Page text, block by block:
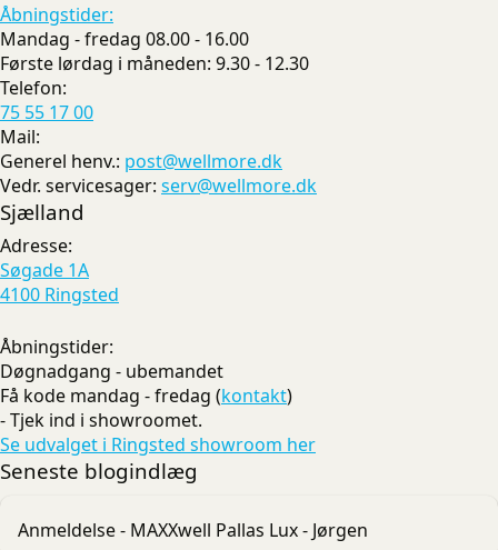
Åbningstider:
Mandag - fredag 08.00 - 16.00
Første lørdag i måneden: 9.30 - 12.30
Telefon:
75 55 17 00
Mail:
Generel henv.: post@wellmore.dk
Vedr. servicesager: serv@wellmore.dk
Sjælland
Adresse:
Søgade 1A
4100 Ringsted
Åbningstider:
Døgnadgang - ubemandet
Få kode mandag - fredag (kontakt)
- Tjek ind i showroomet.
Se udvalget i Ringsted showroom her
Seneste blogindlæg
Anmeldelse - MAXXwell Pallas Lux - Jørgen